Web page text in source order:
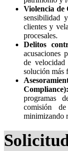
Violencia de
sensibilidad
clientes y
procesales.
Delitos
acusaciones
de velocidad
solución más
Compliance):
programas
comisión
minimizando